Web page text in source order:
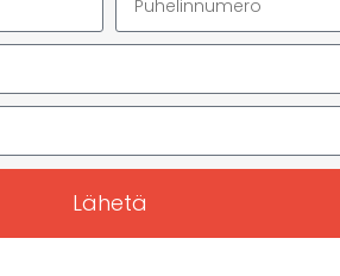
Lähetä